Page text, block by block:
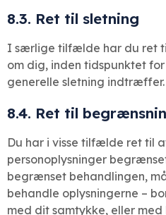
8.3. Ret til sletning
I særlige tilfælde har du ret
om dig, inden tidspunktet
generelle sletning indtræffer.
8.4. Ret til
Du har i visse tilfælde ret til
personoplysninger
begrænset behandlingen,
behandle oplysningerne –
med dit samtykke, eller